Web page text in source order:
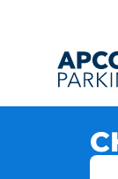
ul.